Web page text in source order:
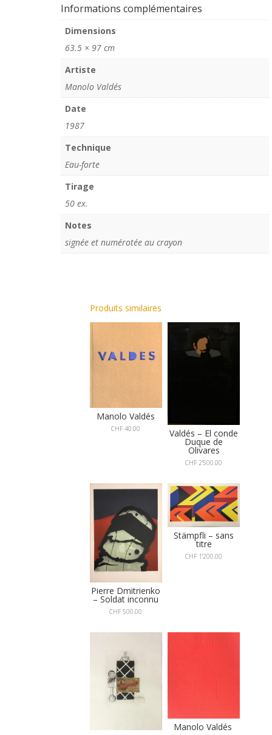
Informations complémentaires
Dimensions
63.5 × 97 cm
Artiste
Manolo Valdés
Date
1987
Technique
Eau-forte
Tirage
50 ex.
Notes
signée et numérotée au crayon
Produits similaires
Manolo Valdés
CHF 40.00 Valdés – El conde
Duque de
Olivares
CHF 2'500.00
Pierre Dmitrienko
– Soldat inconnu
CHF 500.00
Stämpfli – sans
titre
CHF 1'200.00
Manolo Valdés